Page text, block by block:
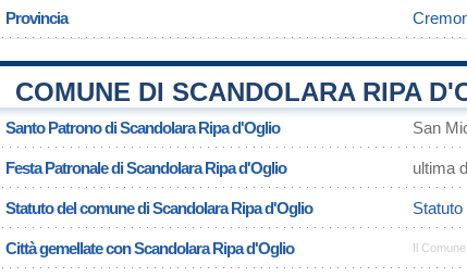
Provincia
COMUNE DI SCANDOLARA RIPA
Santo Patrono di Scandolara Ripa d'Oglio San
Festa Patronale di Scandolara Ripa d'Oglio ultima
Statuto del comune di Scandolara Ripa d'Oglio Statuto
Città gemellate con Scandolara Ripa d'Oglio Il